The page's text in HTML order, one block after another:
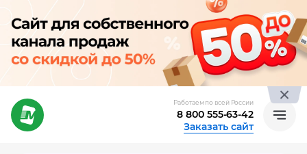
Работаем по всей России
8 800 555-63-42
Заказать сайт